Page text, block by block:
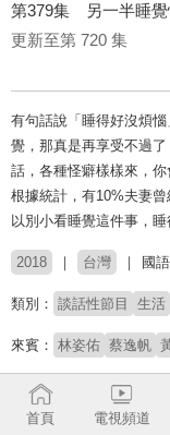
第379集 另一半睡覺
更新至第 720 集
有句話說「睡得好沒煩
覺，那真是再享受不過
話，各種怪癖樣樣來，
根據統計，有10%夫妻
以別小看睡覺這件事，
2018 台灣 國語
類別： 談話性節目 生活
來賓： 林姿佑 蔡逸帆
主持：
首頁 電視頻道